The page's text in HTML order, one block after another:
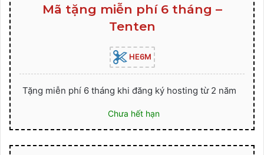
Mã tặng miễn phí 6 tháng –
Tenten
HE6M
Tặng miễn phí 6 tháng khi đăng ký hosting từ 2 năm
Chưa hết hạn